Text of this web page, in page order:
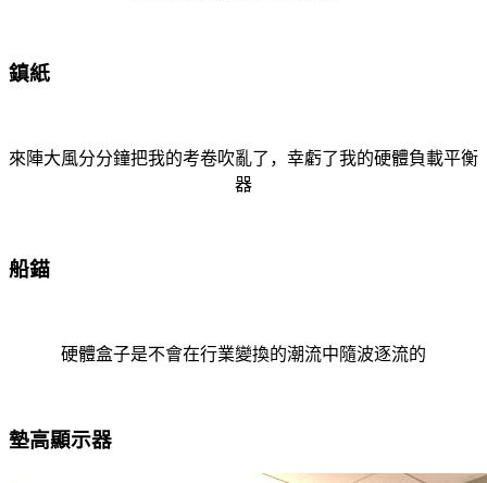
鎮紙
來陣大風分分鐘把我的考卷吹亂了，幸虧了我的硬體負載平衡
器
船錨
硬體盒子是不會在行業變換的潮流中隨波逐流的
墊高顯示器